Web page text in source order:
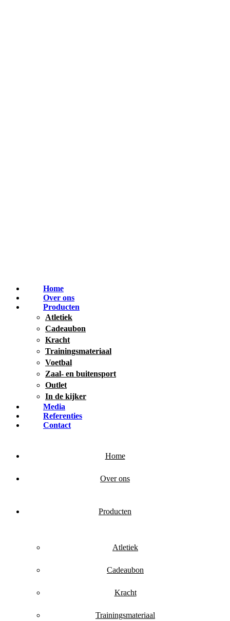
Home
Over ons
Producten
Atletiek
Cadeaubon
Kracht
Trainingsmateriaal
Voetbal
Zaal- en buitensport
Outlet
In de kijker
Media
Referenties
Contact
Home
Over ons
Producten
Atletiek
Cadeaubon
Kracht
Trainingsmateriaal